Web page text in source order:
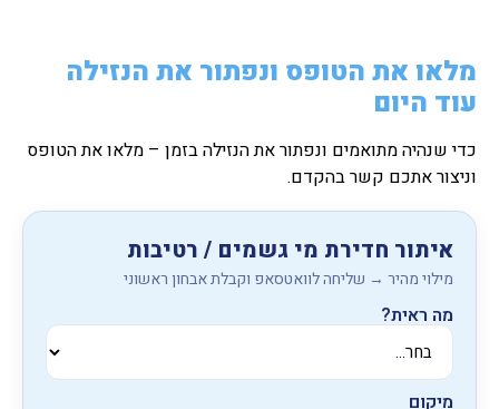
מלאו את הטופס ונפתור את הנזילה
עוד היום
כדי שנהיה מתואמים ונפתור את הנזילה בזמן – מלאו את הטופס
וניצור אתכם קשר בהקדם.
איתור חדירת מי גשמים / רטיבות
מילוי מהיר → שליחה לוואטסאפ וקבלת אבחון ראשוני
מה ראית?
מיקום